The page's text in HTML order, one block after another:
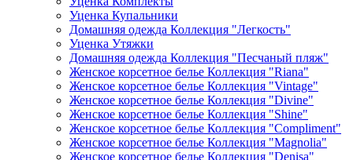
Уценка Купальники
Домашняя одежда Коллекция "Легкость"
Уценка Утяжки
Домашняя одежда Коллекция "Песчаный пляж"
Женское корсетное белье Коллекция "Riana"
Женское корсетное белье Коллекция "Vintage"
Женское корсетное белье Коллекция "Divine"
Женское корсетное белье Коллекция "Shine"
Женское корсетное белье Коллекция "Compliment"
Женское корсетное белье Коллекция "Magnolia"
Женское корсетное белье Коллекция "Denisa"